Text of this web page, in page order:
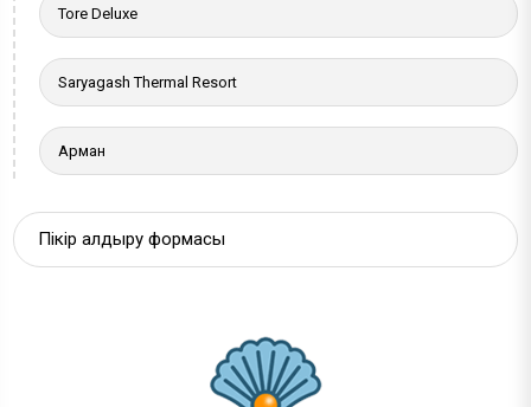
Tore Deluxe
Saryagash Thermal Resort
Арман
Пікір қалдыру формасы